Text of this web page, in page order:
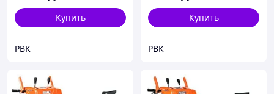
Купить
РВК
Купить
РВК